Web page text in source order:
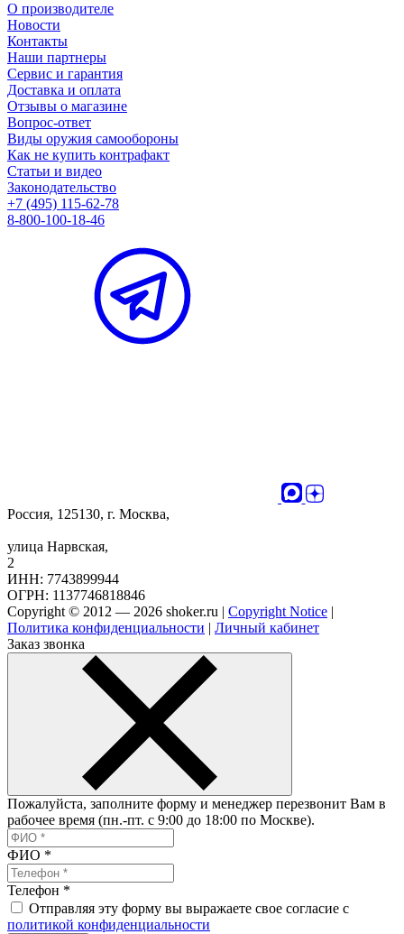
О производителе
Новости
Контакты
Наши партнеры
Сервис и гарантия
Доставка и оплата
Отзывы о магазине
Вопрос-ответ
Виды оружия самообороны
Как не купить контрафакт
Статьи и видео
Законодательство
+7 (495) 115-62-78
8-800-100-18-46
Россия, 125130, г. Москва,
улица Нарвская,
2
ИНН: 7743899944
ОГРН: 1137746818846
Copyright © 2012 — 2026 shoker.ru | Copyright Notice |
Политика конфиденциальности | Личный кабинет
Заказ звонка
Пожалуйста, заполните форму и менеджер перезвонит Вам в
рабочее время (пн.-пт. с 9:00 до 18:00 по Москве).
ФИО *
Телефон *
Отправляя эту форму вы выражаете свое согласие с
политикой конфиденциальности